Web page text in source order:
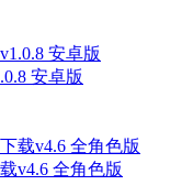
安卓版
v4.6 全角色版